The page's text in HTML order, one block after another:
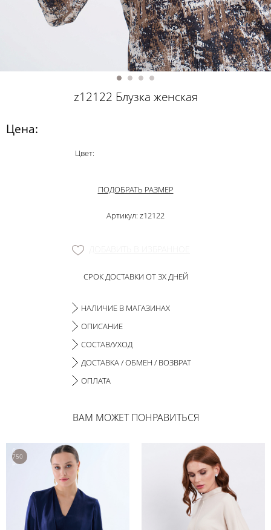
z12122 Блузка женская
Цена:
Цвет:
ПОДОБРАТЬ РАЗМЕР
Артикул: z12122
СРОК ДОСТАВКИ ОТ 3Х ДНЕЙ
НАЛИЧИЕ В МАГАЗИНАХ
ОПИСАНИЕ
СОСТАВ/УХОД
ДОСТАВКА / ОБМЕН / ВОЗВРАТ
ОПЛАТА
ВАМ МОЖЕТ ПОНРАВИТЬСЯ
6
750
р.